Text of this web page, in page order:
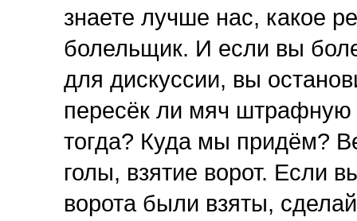
знаете лучше нас, какое
болельщик. И если вы
для дискуссии, вы
пересёк ли мяч штрафную
тогда? Куда мы придём?
голы, взятие ворот. Если
ворота были взяты,